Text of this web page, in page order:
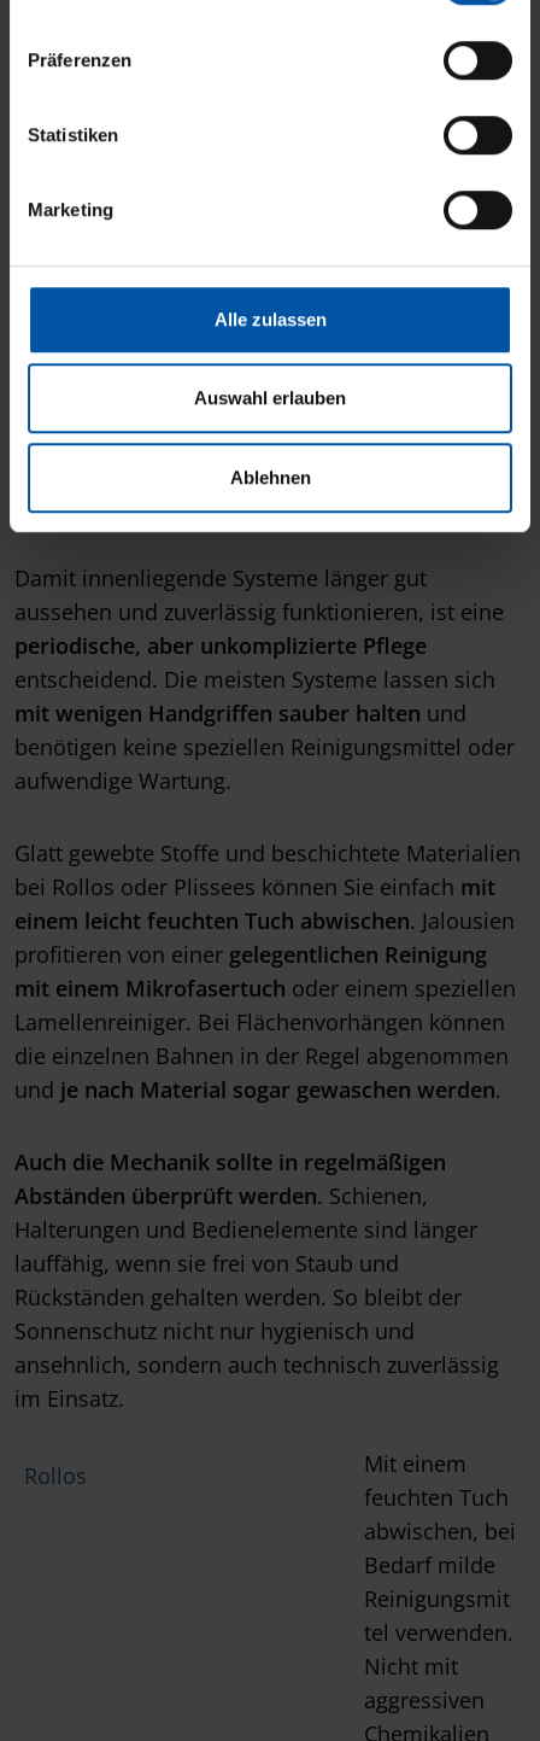
Präferenzen
Statistiken
Marketing
Alle zulassen
Auswahl erlauben
Ablehnen
So bleibt Ihr Sonnenschutz in
Bestform
Damit innenliegende Systeme länger gut
aussehen und zuverlässig funktionieren, ist eine
periodische, aber unkomplizierte Pflege
entscheidend. Die meisten Systeme lassen sich
mit wenigen Handgriffen sauber halten und
benötigen keine speziellen Reinigungsmittel oder
aufwendige Wartung.
Glatt gewebte Stoffe und beschichtete Materialien
bei Rollos oder Plissees können Sie einfach mit
einem leicht feuchten Tuch abwischen. Jalousien
profitieren von einer gelegentlichen Reinigung
mit einem Mikrofasertuch oder einem speziellen
Lamellenreiniger. Bei Flächenvorhängen können
die einzelnen Bahnen in der Regel abgenommen
und je nach Material sogar gewaschen werden.
Auch die Mechanik sollte in regelmäßigen
Abständen überprüft werden. Schienen,
Halterungen und Bedienelemente sind länger
lauffähig, wenn sie frei von Staub und
Rückständen gehalten werden. So bleibt der
Sonnenschutz nicht nur hygienisch und
ansehnlich, sondern auch technisch zuverlässig
im Einsatz.
Rollos
Mit einem
feuchten Tuch
abwischen, bei
Bedarf milde
Reinigungsmit
tel verwenden.
Nicht mit
aggressiven
Chemikalien